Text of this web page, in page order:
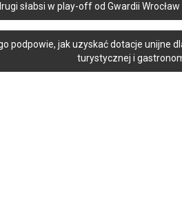
słabsi w play-off od Gwardii Wrocław
podpowie, jak uzyskać dotacje unijne
turystycznej i